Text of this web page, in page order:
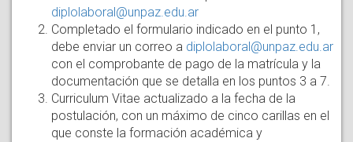
diplolaboral@unpaz.edu.ar
Completado el formulario indicado en el punto 1,
debe enviar un correo a diplolaboral@unpaz.edu.ar
con el comprobante de pago de la matrícula y la
documentación que se detalla en los puntos 3 a 7.
Curriculum Vitae actualizado a la fecha de la
postulación, con un máximo de cinco carillas en el
que conste la formación académica y